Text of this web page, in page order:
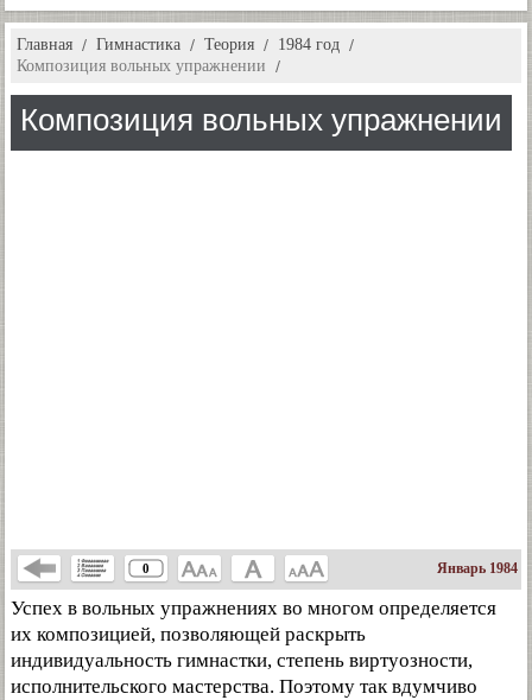
Главная Гимнастика Теория
1984 год
Композиция вольных упражнении
Композиция вольных упражнении
0 Январь 1984
Успех в вольных упражнениях во многом определяется
их композицией, позволяющей раскрыть
индивидуальность гимнастки, степень виртуозности,
исполнительского мастерства. Поэтому так вдумчиво